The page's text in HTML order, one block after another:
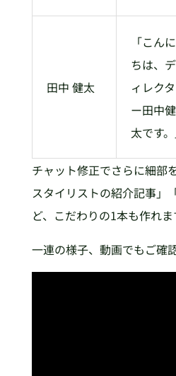
田中 健太
「こんに
ちは、デ
ィレクタ
ー田中健
太です。
チャット修正でさらに細部
スタイリストの紹介記事」
ど、こだわりの1本も作れま
一連の様子、動画でもご確